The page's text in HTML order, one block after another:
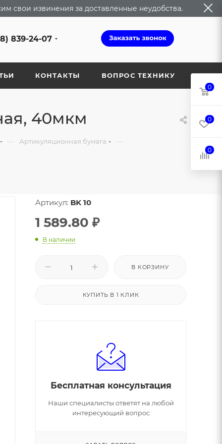
свои извинения за доставленные неудобства.
839-24-07
КОНТАКТЫ ВОПРОС ТЕХНИКУ
40мкм
— Артикуляционная бумага —
Артикул: BK 10
1 589.80 ₽
В наличии
В КОРЗИНУ
КУПИТЬ В 1 КЛИК
Бесплатная консультация
Наши специалисты ответят на любой
интересующий вопрос
0
0
0